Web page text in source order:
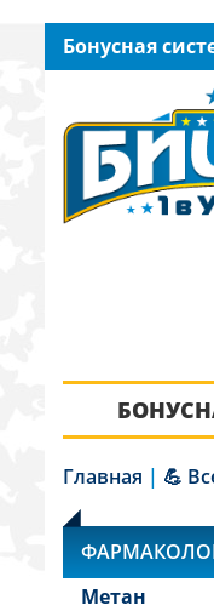
Бонусная
Главная | 💪
Метан